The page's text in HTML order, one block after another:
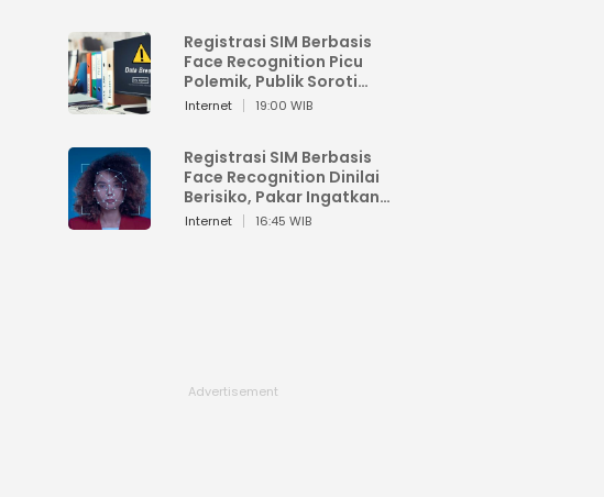
Registrasi SIM Berbasis
Face Recognition Picu
Polemik, Publik Soroti
Risiko Kebocoran Data
Internet 19:00 WIB
Registrasi SIM Berbasis
Face Recognition Dinilai
Berisiko, Pakar Ingatkan
Ancaman Privasi dan
Internet 16:45 WIB